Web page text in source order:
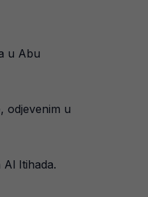
u Abu
odjevenim u
Itihada.